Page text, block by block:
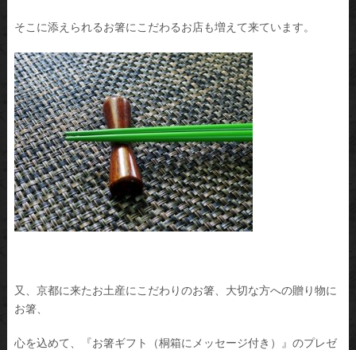
そこに添えられるお箸にこだわるお店も増えて来ています。
又、京都に来たお土産にこだわりのお箸、大切な方への贈り物に
お箸、
心を込めて、『お箸ギフト（桐箱にメッセージ付き）』のプレゼ